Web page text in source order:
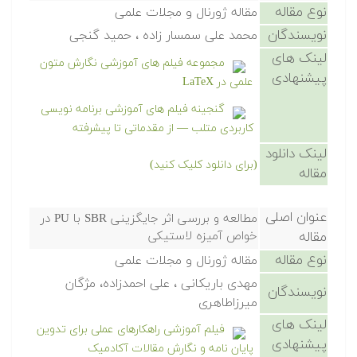
نوع مقاله مقاله ژورنال و مجلات علمی
نویسندگان محمد علی سمسار زاده ، حمید گنجی
لینک های
پیشنهادی
مجموعه فیلم های آموزشی نگارش متون
علمی در LaTeX
گنجینه فیلم های آموزشی برنامه نویسی
کاربردی متلب — از مقدماتی تا پیشرفته
لینک دانلود
مقاله
(برای دانلود کلیک کنید)
عنوان اصلی
مقاله
مطالعه و بررسی اثر جایگزینی SBR با PU در
خواص آمیزه لاستیکی
نوع مقاله مقاله ژورنال و مجلات علمی
نویسندگان
مهدی باریکانی ، علی احمدزاده، مژگان
میرزاطاهری
لینک های
پیشنهادی
فیلم آموزشی راهکارهای عملی برای تدوین
پایان نامه و نگارش مقالات آکادمیک